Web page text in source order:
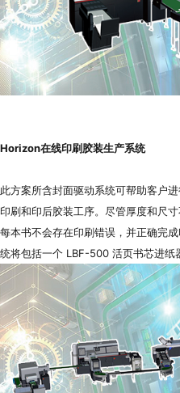
Horizon在线印刷胶装生产系统
此方案所含封面驱动系统可帮助客户
印刷和印后胶装工序。尽管厚度和尺
每本书不会存在印刷错误，并正确完
统将包括一个 LBF-500 活页书芯进纸